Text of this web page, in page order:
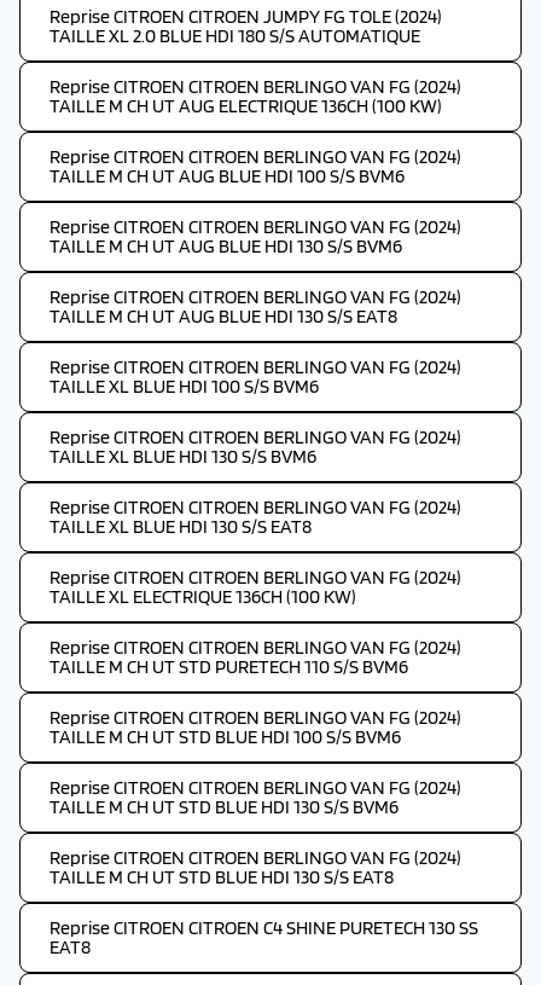
Reprise CITROEN CITROEN JUMPY FG TOLE (2024)
TAILLE XL 2.0 BLUE HDI 180 S/S AUTOMATIQUE
Reprise CITROEN CITROEN BERLINGO VAN FG (2024)
TAILLE M CH UT AUG ELECTRIQUE 136CH (100 KW)
Reprise CITROEN CITROEN BERLINGO VAN FG (2024)
TAILLE M CH UT AUG BLUE HDI 100 S/S BVM6
Reprise CITROEN CITROEN BERLINGO VAN FG (2024)
TAILLE M CH UT AUG BLUE HDI 130 S/S BVM6
Reprise CITROEN CITROEN BERLINGO VAN FG (2024)
TAILLE M CH UT AUG BLUE HDI 130 S/S EAT8
Reprise CITROEN CITROEN BERLINGO VAN FG (2024)
TAILLE XL BLUE HDI 100 S/S BVM6
Reprise CITROEN CITROEN BERLINGO VAN FG (2024)
TAILLE XL BLUE HDI 130 S/S BVM6
Reprise CITROEN CITROEN BERLINGO VAN FG (2024)
TAILLE XL BLUE HDI 130 S/S EAT8
Reprise CITROEN CITROEN BERLINGO VAN FG (2024)
TAILLE XL ELECTRIQUE 136CH (100 KW)
Reprise CITROEN CITROEN BERLINGO VAN FG (2024)
TAILLE M CH UT STD PURETECH 110 S/S BVM6
Reprise CITROEN CITROEN BERLINGO VAN FG (2024)
TAILLE M CH UT STD BLUE HDI 100 S/S BVM6
Reprise CITROEN CITROEN BERLINGO VAN FG (2024)
TAILLE M CH UT STD BLUE HDI 130 S/S BVM6
Reprise CITROEN CITROEN BERLINGO VAN FG (2024)
TAILLE M CH UT STD BLUE HDI 130 S/S EAT8
Reprise CITROEN CITROEN C4 SHINE PURETECH 130 SS
EAT8